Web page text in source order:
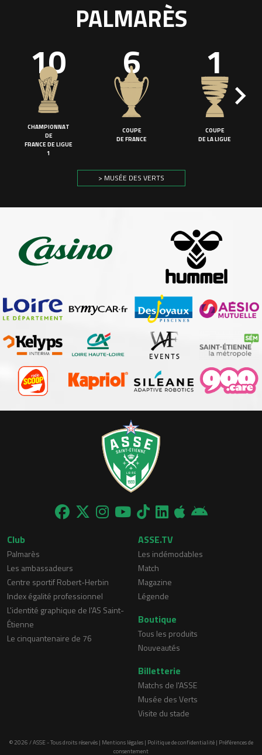
PALMARÈS
10
CHAMPIONNAT
DE
FRANCE DE LIGUE
1
6
COUPE
DE FRANCE
1
COUPE
DE LA LIGUE
> MUSÉE DES VERTS
Club
Palmarès
Les ambassadeurs
Centre sportif Robert-Herbin
Index égalité professionnel
L'identité graphique de l'AS Saint-
Étienne
Le cinquantenaire de 76
ASSE.TV
Les indémodables
Match
Magazine
Légende
Boutique
Tous les produits
Nouveautés
Billetterie
Matchs de l'ASSE
Musée des Verts
Visite du stade
© 2026 / ASSE - Tous droits réservés | Mentions légales| Politique de confidentialité| Préférences de
consentement